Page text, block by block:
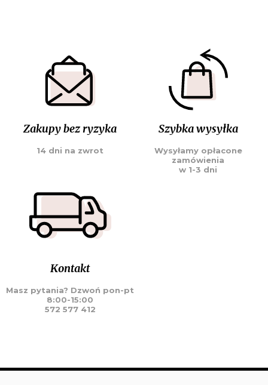
Zakupy bez ryzyka
14 dni na zwrot
Szybka wysyłka
Wysyłamy opłacone
zamówienia
w 1-3 dni
Kontakt
Masz pytania? Dzwoń pon-pt
8:00-15:00
572 577 412